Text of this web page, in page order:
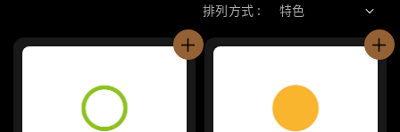
排列方式 :